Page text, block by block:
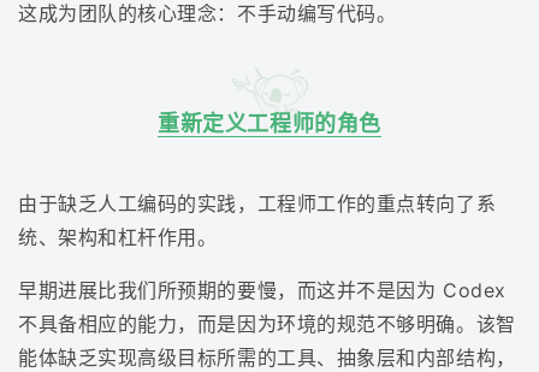
这成为团队的核心理念：不手动编写代码。
重新定义工程师的角色
由于缺乏人工编码的实践，工程师工作的重点转向了系
统、架构和杠杆作用。
早期进展比我们所预期的要慢，而这并不是因为 Codex
不具备相应的能力，而是因为环境的规范不够明确。该智
能体缺乏实现高级目标所需的工具、抽象层和内部结构，